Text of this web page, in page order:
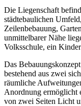
Die Liegenschaft
städtebaulichen
Zeilenbebauung,
unmittelbarer Nähe
Volksschule, ein
Das
bestehend aus zwei
räumliche
Anordnung ermöglicht
von zwei Seiten Licht